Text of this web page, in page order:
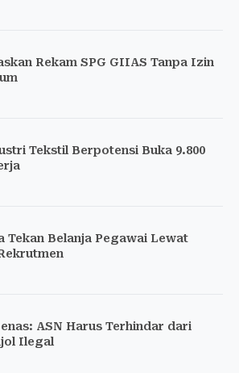
Rekam SPG GIIAS Tanpa Izin
Tekstil Berpotensi Buka 9.800
Tekan Belanja Pegawai Lewat
ASN Harus Terhindar dari
Ilegal